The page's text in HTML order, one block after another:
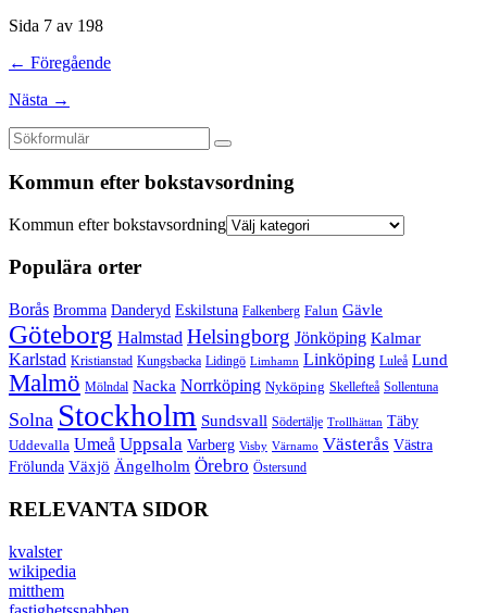
Sida 7 av 198
← Föregående
Nästa →
Kommun efter bokstavsordning
Kommun efter bokstavsordning
Populära orter
Borås Bromma Danderyd Eskilstuna Falkenberg Falun Gävle
Göteborg Halmstad Helsingborg Jönköping Kalmar
Karlstad Kristianstad Kungsbacka Lidingö Limhamn Linköping Luleå Lund
Malmö Mölndal Nacka Norrköping Nyköping Skellefteå Sollentuna
Solna Stockholm Sundsvall Södertälje Trollhättan Täby
Uddevalla Umeå Uppsala Varberg Visby Värnamo Västerås Västra
Frölunda Växjö Ängelholm Örebro Östersund
RELEVANTA SIDOR
kvalster
wikipedia
mitthem